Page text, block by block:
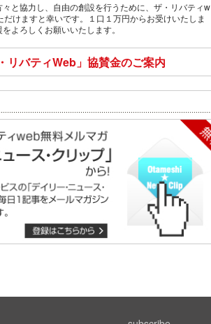
々と協力し、自由の創設を行うために、ザ・リバティw
けますと幸いです。１口１万円からお受けいたしま
よろしくお願いいたします。
リバティWeb」 協賛金のご案内